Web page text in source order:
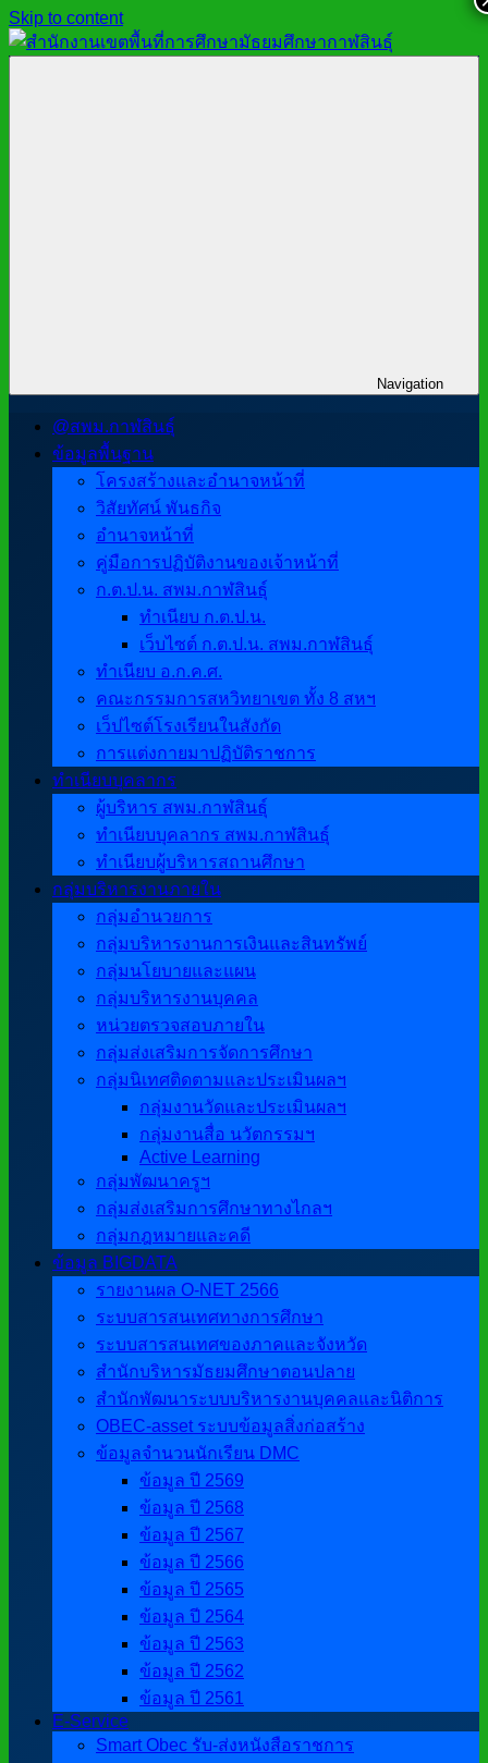
Skip to content
Navigation
@สพม.กาฬสินธุ์
ข้อมูลพื้นฐาน
โครงสร้างและอำนาจหน้าที่
วิสัยทัศน์ พันธกิจ
อำนาจหน้าที่
คู่มือการปฏิบัติงานของเจ้าหน้าที่
ก.ต.ป.น. สพม.กาฬสินธุ์
ทำเนียบ ก.ต.ป.น.
เว็บไซต์ ก.ต.ป.น. สพม.กาฬสินธุ์
ทำเนียบ อ.ก.ค.ศ.
คณะกรรมการสหวิทยาเขต ทั้ง 8 สหฯ
เว็ปไซต์โรงเรียนในสังกัด
การแต่งกายมาปฏิบัติราชการ
ทำเนียบบุคลากร
ผู้บริหาร สพม.กาฬสินธุ์
ทำเนียบบุคลากร สพม.กาฬสินธุ์
ทำเนียบผู้บริหารสถานศึกษา
กลุ่มบริหารงานภายใน
กลุ่มอำนวยการ
กลุ่มบริหารงานการเงินและสินทรัพย์
กลุ่มนโยบายและแผน
กลุ่มบริหารงานบุคคล
หน่วยตรวจสอบภายใน
กลุ่มส่งเสริมการจัดการศึกษา
กลุ่มนิเทศติดตามและประเมินผลฯ
กลุ่มงานวัดและประเมินผลฯ
กลุ่มงานสื่อ นวัตกรรมฯ
Active Learning
กลุ่มพัฒนาครูฯ
กลุ่มส่งเสริมการศึกษาทางไกลฯ
กลุ่มกฎหมายและคดี
ข้อมูล BIGDATA
รายงานผล O-NET 2566
ระบบสารสนเทศทางการศึกษา
ระบบสารสนเทศของภาคและจังหวัด
สำนักบริหารมัธยมศึกษาตอนปลาย
สำนักพัฒนาระบบบริหารงานบุคคลและนิติการ
OBEC-asset ระบบข้อมูลสิ่งก่อสร้าง
ข้อมูลจำนวนนักเรียน DMC
ข้อมูล ปี 2569
ข้อมูล ปี 2568
ข้อมูล ปี 2567
ข้อมูล ปี 2566
ข้อมูล ปี 2565
ข้อมูล ปี 2564
ข้อมูล ปี 2563
ข้อมูล ปี 2562
ข้อมูล ปี 2561
E-Service
Smart Obec รับ-ส่งหนังสือราชการ